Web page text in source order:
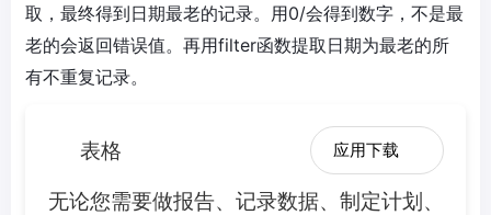
取，最终得到日期最老的记录。用0/会得到数字，不是最
老的会返回错误值。再用filter函数提取日期为最老的所
有不重复记录。
表格 应用下载
无论您需要做报告、记录数据、制定计划、